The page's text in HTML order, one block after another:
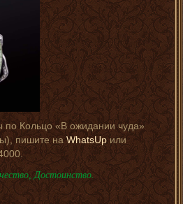
по Кольцо «В ожидании чуда»
пишите на WhatsUpили
Достоинство.